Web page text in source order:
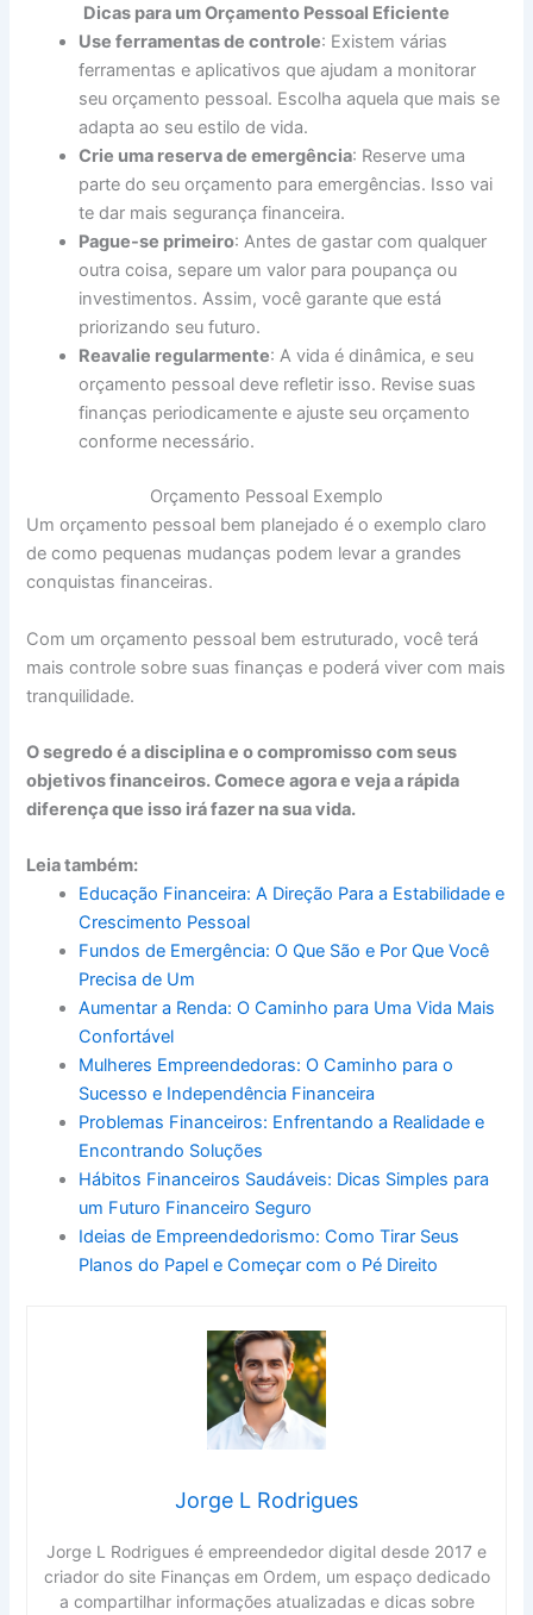
Dicas para um Orçamento Pessoal Eficiente
Use ferramentas de controle: Existem várias
ferramentas e aplicativos que ajudam a monitorar
seu orçamento pessoal. Escolha aquela que mais se
adapta ao seu estilo de vida.
Crie uma reserva de emergência: Reserve uma
parte do seu orçamento para emergências. Isso vai
te dar mais segurança financeira.
Pague-se primeiro: Antes de gastar com qualquer
outra coisa, separe um valor para poupança ou
investimentos. Assim, você garante que está
priorizando seu futuro.
Reavalie regularmente: A vida é dinâmica, e seu
orçamento pessoal deve refletir isso. Revise suas
finanças periodicamente e ajuste seu orçamento
conforme necessário.
Orçamento Pessoal Exemplo
Um orçamento pessoal bem planejado é o exemplo claro
de como pequenas mudanças podem levar a grandes
conquistas financeiras.
Com um orçamento pessoal bem estruturado, você terá
mais controle sobre suas finanças e poderá viver com mais
tranquilidade.
O segredo é a disciplina e o compromisso com seus
objetivos financeiros. Comece agora e veja a rápida
diferença que isso irá fazer na sua vida.
Leia também:
Educação Financeira: A Direção Para a Estabilidade e
Crescimento Pessoal
Fundos de Emergência: O Que São e Por Que Você
Precisa de Um
Aumentar a Renda: O Caminho para Uma Vida Mais
Confortável
Mulheres Empreendedoras: O Caminho para o
Sucesso e Independência Financeira
Problemas Financeiros: Enfrentando a Realidade e
Encontrando Soluções
Hábitos Financeiros Saudáveis: Dicas Simples para
um Futuro Financeiro Seguro
Ideias de Empreendedorismo: Como Tirar Seus
Planos do Papel e Começar com o Pé Direito
Jorge L Rodrigues
Jorge L Rodrigues é empreendedor digital desde 2017 e
criador do site Finanças em Ordem, um espaço dedicado
a compartilhar informações atualizadas e dicas sobre